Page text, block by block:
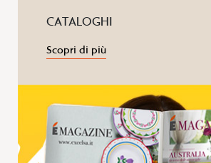
CATALOGHI
Scopri di più